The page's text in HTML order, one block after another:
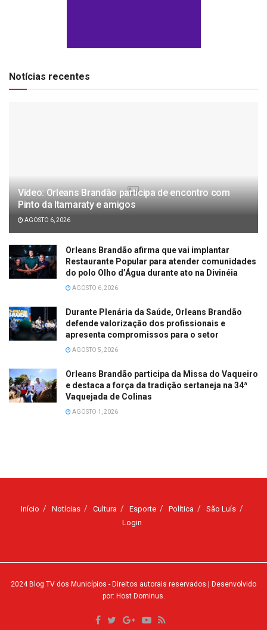
Notícias recentes
Vídeo: Orleans Brandão participa de encontro com
Pinto da Itamaraty e amigos
AGOSTO 6, 2026
Orleans Brandão afirma que vai implantar
Restaurante Popular para atender comunidades
do polo Olho d’Água durante ato na Divinéia
AGOSTO 6, 2026
Durante Plenária da Saúde, Orleans Brandão
defende valorização dos profissionais e
apresenta compromissos para o setor
AGOSTO 5, 2026
Orleans Brandão participa da Missa do Vaqueiro
e destaca a força da tradição sertaneja na 34ª
Vaquejada de Colinas
AGOSTO 1, 2026
Início Notícias Cultura Esporte Política
São Luís
Login
2024Blog TV dos Municípios - Direitos autorais reservados | Desenvolvido
por: Host Dominus.